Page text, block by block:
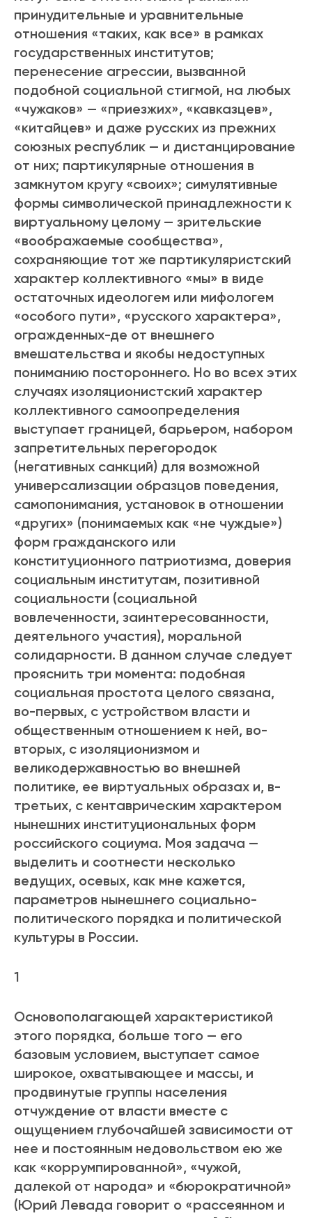
принудительные и уравнительные
отношения «таких, как все» в рамках
государственных институтов;
перенесение агрессии, вызванной
подобной социальной стигмой, на любых
«чужаков» — «приезжих», «кавказцев»,
«китайцев» и даже русских из прежних
союзных республик — и дистанцирование
от них; партикулярные отношения в
замкнутом кругу «своих»; симулятивные
формы символической принадлежности к
виртуальному целому — зрительские
«воображаемые сообщества»,
сохраняющие тот же партикуляристский
характер коллективного «мы» в виде
остаточных идеологем или мифологем
«особого пути», «русского характера»,
огражденных-де от внешнего
вмешательства и якобы недоступных
пониманию постороннего. Но во всех этих
случаях изоляционистский характер
коллективного самоопределения
выступает границей, барьером, набором
запретительных перегородок
(негативных санкций) для возможной
универсализации образцов поведения,
самопонимания, установок в отношении
«других» (понимаемых как «не чуждые»)
форм гражданского или
конституционного патриотизма, доверия
социальным институтам, позитивной
социальности (социальной
вовлеченности, заинтересованности,
деятельного участия), моральной
солидарности. В данном случае следует
прояснить три момента: подобная
социальная простота целого связана,
во-первых, с устройством власти и
общественным отношением к ней, во-
вторых, с изоляционизмом и
великодержавностью во внешней
политике, ее виртуальных образах и, в-
третьих, с кентаврическим характером
нынешних институциональных форм
российского социума. Моя задача —
выделить и соотнести несколько
ведущих, осевых, как мне кажется,
параметров нынешнего социально-
политического порядка и политической
культуры в России.
1
Основополагающей характеристикой
этого порядка, больше того — его
базовым условием, выступает самое
широкое, охватывающее и массы, и
продвинутые группы населения
отчуждение от власти вместе с
ощущением глубочайшей зависимости от
нее и постоянным недовольством ею же
как «коррумпированной», «чужой,
далекой от народа» и «бюрократичной»
(Юрий Левада говорит о «рассеянном и